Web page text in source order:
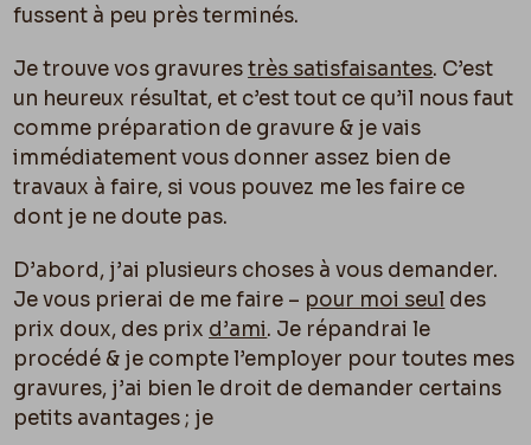
fussent à peu près terminés.
Je trouve vos gravurestrès satisfaisantes. C’est
un heureux résultat, et c’est tout ce qu’il nous faut
comme préparation de gravure & je vais
immédiatement vous donner assez bien de
travaux à faire, si vous pouvez me les faire ce
dont je ne doute pas.
D’abord, j’ai plusieurs choses à vous demander.
Je vous prierai de me faire – pour moi seul des
prix doux, des prix d’ami. Je répandrai le
procédé & je compte l’employer pour toutes mes
gravures, j’ai bien le droit de demander certains
petits avantages ; je